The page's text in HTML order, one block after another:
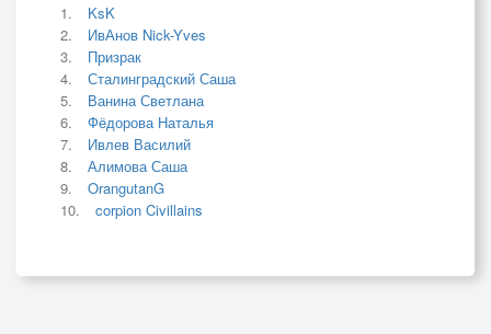
KsK
ИвАнов Nick-Yves
Призрак
Сталинградский Саша
Ванина Светлана
Фёдорова Наталья
Ивлев Василий
Алимова Саша
OrangutanG
corpion Civillains